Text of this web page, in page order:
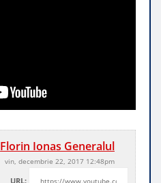
Florin Ionas Generalul
vin, decembrie 22, 2017 12:48pm
URL: